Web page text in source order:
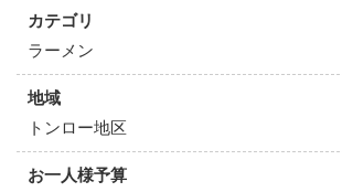
カテゴリ
ラーメン
地域
トンロー地区
お一人様予算